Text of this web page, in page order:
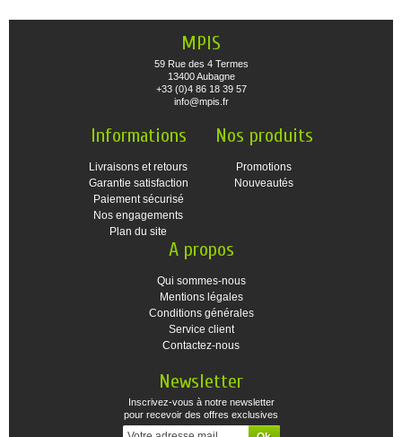
MPIS
59 Rue des 4 Termes
13400 Aubagne
+33 (0)4 86 18 39 57
info@mpis.fr
Informations
Livraisons et retours
Garantie satisfaction
Paiement sécurisé
Nos engagements
Plan du site
Nos produits
Promotions
Nouveautés
A propos
Qui sommes-nous
Mentions légales
Conditions générales
Service client
Contactez-nous
Newsletter
Inscrivez-vous à notre newsletter
pour recevoir des offres exclusives